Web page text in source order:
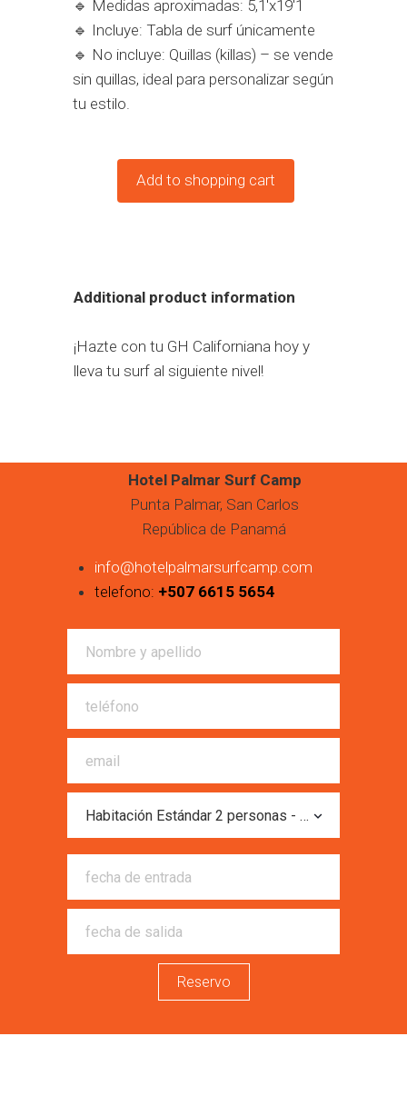
Add to shopping cart
🔹 Medidas aproximadas: 5,1'x19'1
🔹 Incluye: Tabla de surf únicamente
🔹 No incluye: Quillas (killas) – se vende
sin quillas, ideal para personalizar según
tu estilo.
Additional product information
¡Hazte con tu GH Californiana hoy y
lleva tu surf al siguiente nivel!
Reservo
Hotel Palmar Surf Camp
Punta Palmar, San Carlos
República de Panamá
info@hotelpalmarsurfcamp.com
telefono: +507 6615 5654